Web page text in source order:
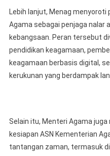
Lebih lanjut, Menag
Agama sebagai penjaga nalar
kebangsaan. Peran tersebut
pendidikan keagamaan,
keagamaan berbasis digital,
kerukunan yang berdampak
Selain itu, Menteri Agama
kesiapan ASN Kementerian
tantangan zaman, termasuk